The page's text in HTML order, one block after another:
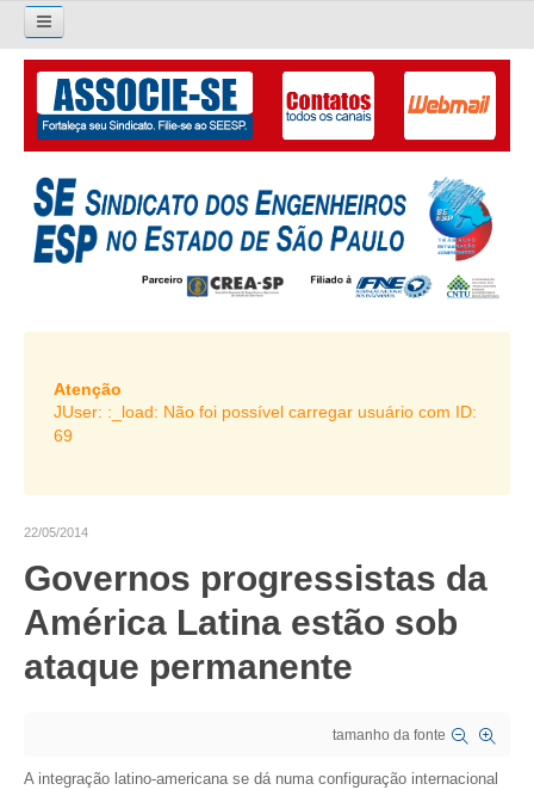
Pesquisar...
O SINDICATO
APRESENTAÇÃO
PALAVRA DO PRESIDENTE
DIRETORIA
LIVRO GESTÃO 2026-2029
SUBSEDES SINDICAIS
ORGANOGRAMA
CRESCE BRASIL
CONSELHO TECNOLÓGICO
HISTÓRICO E ATUAÇÃO
CONSELHOS ASSESSORES
Atenção
JUser: :_load: Não foi possível carregar usuário com ID:
69
22/05/2014
Governos progressistas da
América Latina estão sob
ataque permanente
tamanho da fonte
A integração latino-americana se dá numa configuração internacional